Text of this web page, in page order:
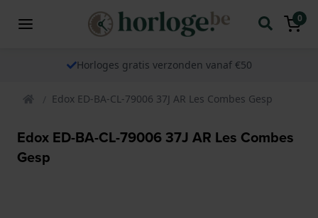
0
Horloges gratis verzonden vanaf €50
Edox ED-BA-CL-79006 37J AR Les Combes Gesp
Edox ED-BA-CL-79006 37J AR Les Combes
Gesp